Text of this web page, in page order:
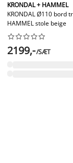
KRONDAL + HAMMEL
KRONDAL Ø110 bord
HAMMEL stole beige






2199,-/SÆT